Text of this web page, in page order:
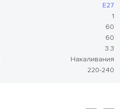
E27
1
60
60
3.3
Накаливания
220-240